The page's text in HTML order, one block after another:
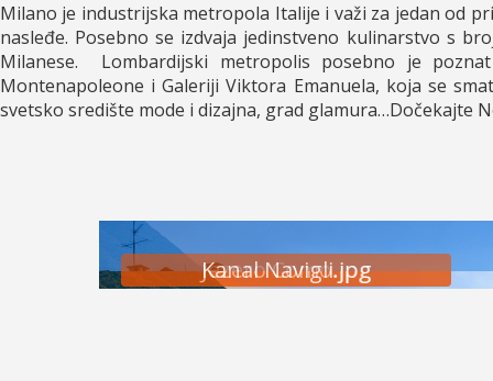
Milano je industrijska metropola Italije i važi za jedan od
nasleđe. Posebno se izdvaja jedinstveno kulinarstvo s
Milanese. Lombardijski metropolis posebno je
Montenapoleone i Galeriji Viktora Emanuela, koja se
svetsko središte mode i dizajna, grad glamura…Dočekajte
Kanal Navigli.jpg